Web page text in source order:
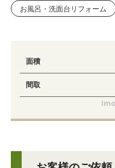
お風呂・洗面台リフォーム
面積
間取